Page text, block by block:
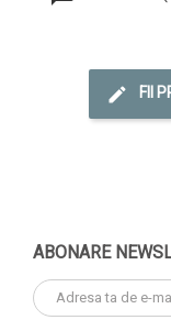
FII
ABONARE